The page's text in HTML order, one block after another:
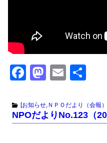
F
c
e
M
st
o
E
ail
[お知らせ,ＮＰＯだより（会報）
NPOだよりNo.123（